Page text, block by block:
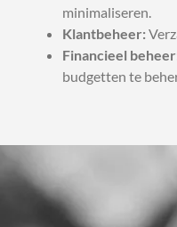
minimaliseren.
Klantbeheer:
Financieel
budgetten te